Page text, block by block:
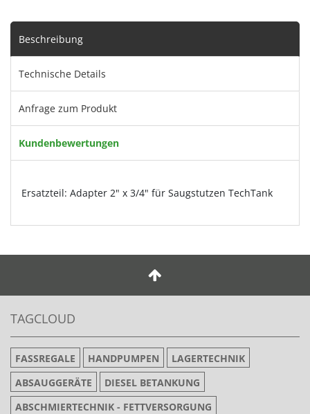
Beschreibung
Technische Details
Anfrage zum Produkt
Kundenbewertungen
Ersatzteil: Adapter 2" x 3/4" für Saugstutzen TechTank
TAGCLOUD
FASSREGALE HANDPUMPEN
LAGERTECHNIK
ABSAUGGERÄTE
DIESEL BETANKUNG
ABSCHMIERTECHNIK - FETTVERSORGUNG